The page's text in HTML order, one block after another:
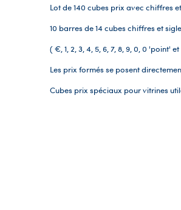
Lot de 140 cubes prix avec chiffres
10 barres de 14 cubes chiffres et
( €, 1, 2, 3, 4, 5, 6, 7, 8, 9, 0, 0 'point'
Les prix formés se posent
Cubes prix spéciaux pour vitrines